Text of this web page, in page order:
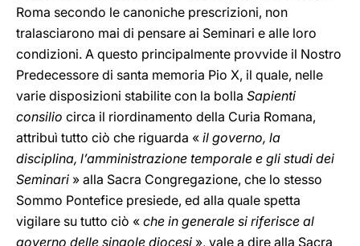
Roma secondo le canoniche prescrizioni, non
tralasciarono mai di pensare ai Seminari e alle loro
condizioni. A questo principalmente provvide il Nostro
Predecessore di santa memoria Pio X, il quale, nelle
varie disposizioni stabilite con la bolla Sapienti
consilio circa il riordinamento della Curia Romana,
attribuì tutto ciò che riguarda « il governo, la
disciplina, l’amministrazione temporale e gli studi dei
Seminari » alla Sacra Congregazione, che lo stesso
Sommo Pontefice presiede, ed alla quale spetta
vigilare su tutto ciò « che in generale si riferisce al
governo delle singole diocesi », vale a dire alla Sacra